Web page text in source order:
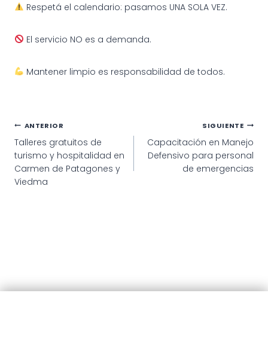
Respetá el calendario: pasamos UNA SOLA VEZ.
El servicio NO es a demanda.
Mantener limpio es responsabilidad de todos.
Navegación
de
entradas
ANTERIOR
Talleres gratuitos de
turismo y hospitalidad en
Carmen de Patagones y
Viedma
SIGUIENTE
Capacitación en Manejo
Defensivo para personal
de emergencias